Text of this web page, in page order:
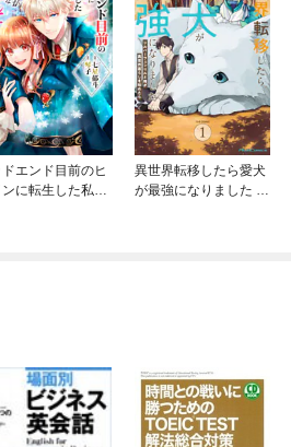
エンド目前のヒ
ンに転生した私、
異世界転移したら愛犬
が最強になりました ～